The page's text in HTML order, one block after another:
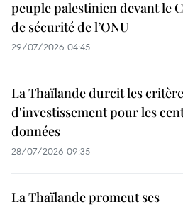
peuple palestinien devant le
de sécurité de l’ONU
29/07/2026 04:45
La Thaïlande durcit les
d'investissement pour les
données
28/07/2026 09:35
La Thaïlande promeut ses